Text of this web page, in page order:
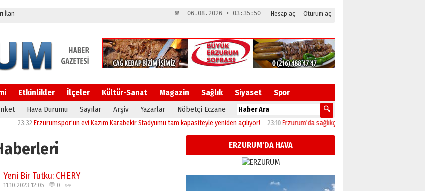
İlan Hesap aç Oturum aç
📆 06.08.2026 • 03:35:51
Etkinlikler İlçeler Kültür-Sanat Magazin Sağlık Siyaset Spor
Hava Durumu Sayılar Arşiv Yazarlar Nöbetçi Eczane
Erzurumspor’un evi Kazım Karabekir Stadyumu tam kapasiteyle yeniden açılıyor! 23:10Erzurum’da sağlıkçılar Gazze için 142. kez yürüdü!
Yeni Bir Tutku: CHERY
11.10.2023 12:05 💬 0 👀
ERZURUM'DA HAVA